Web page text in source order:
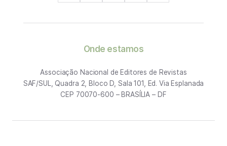
Onde estamos
Associação Nacional de Editores de Revistas
SAF/SUL, Quadra 2, Bloco D, Sala 101, Ed. Via Esplanada
CEP 70070-600 – BRASÍLIA – DF